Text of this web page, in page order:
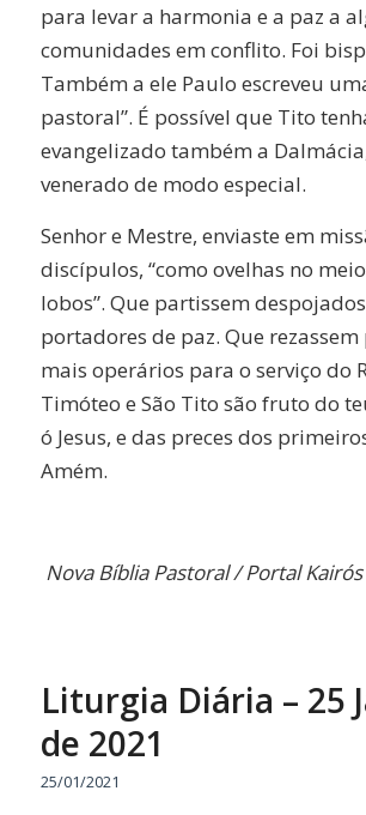
para levar a harmonia e a paz a
comunidades em conflito. Foi
Também a ele Paulo escreveu
pastoral”. É possível que Tito
evangelizado também a
venerado de modo especial.
Senhor e Mestre, enviaste em
discípulos, “como ovelhas no
lobos”. Que partissem
portadores de paz. Que
mais operários para o serviço do
Timóteo e São Tito são fruto do
ó Jesus, e das preces dos
Amém.
Nova Bíblia Pastoral /Portal Kairós
Liturgia Diária – 25
de 2021
25/01/2021